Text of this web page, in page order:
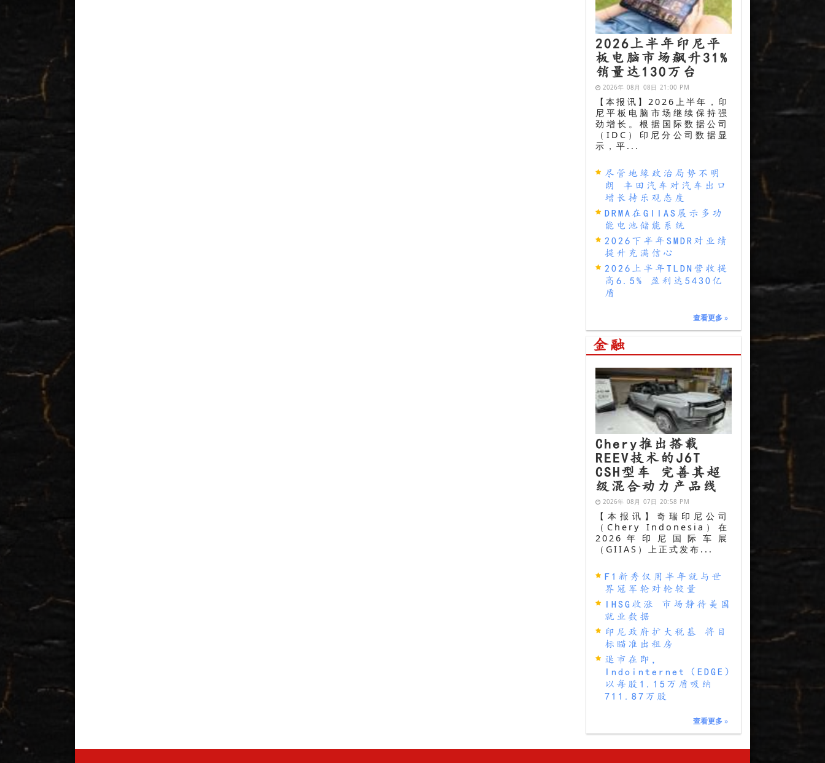
2026上半年印尼平
板电脑市场飙升31%
销量达130万台
2026年 08月 08日 21:00 PM
【本报讯】2026上半年，印
尼平板电脑市场继续保持强
劲增长。根据国际数据公司
（IDC）印尼分公司数据显
示，平...
尽管地缘政治局势不明
朗 丰田汽车对汽车出口
增长持乐观态度
DRMA在GIIAS展示多功
能电池储能系统
2026下半年SMDR对业绩
提升充满信心
2026上半年TLDN营收提
高6.5% 盈利达5430亿
盾
查看更多 »
金融
Chery推出搭载
REEV技术的J6T
CSH型车 完善其超
级混合动力产品线
2026年 08月 07日 20:58 PM
【本报讯】奇瑞印尼公司
（Chery Indonesia）在
2026年印尼国际车展
（GIIAS）上正式发布...
F1新秀仅用半年就与世
界冠军轮对轮较量
IHSG收涨 市场静待美国
就业数据
印尼政府扩大税基 将目
标瞄准出租房
退市在即，
Indointernet（EDGE）
以每股1.15万盾吸纳
711.87万股
查看更多 »